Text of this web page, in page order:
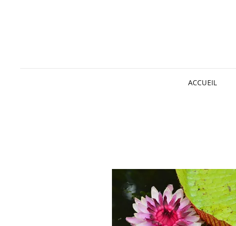
ACCUEIL